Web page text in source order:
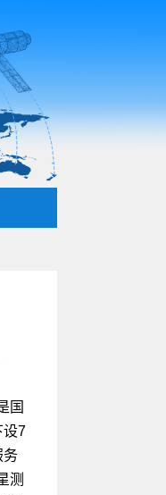
国
设7
务
测